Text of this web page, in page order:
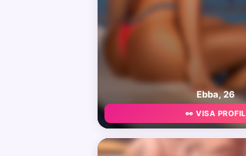
Ebba, 26
👀 VISA PROFIL